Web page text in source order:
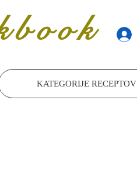
KATEGORIJE RECEPTOV